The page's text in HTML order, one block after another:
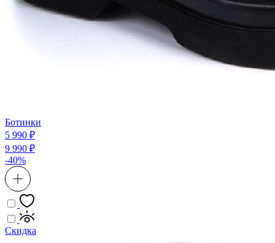
Ботинки
5 990 ₽
9 990 ₽
-40%
Скидка